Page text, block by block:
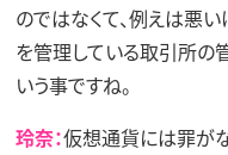
のではなくて、例えは悪
を管理している取引所の
いう事ですね。
玲奈：仮想通貨には罪が